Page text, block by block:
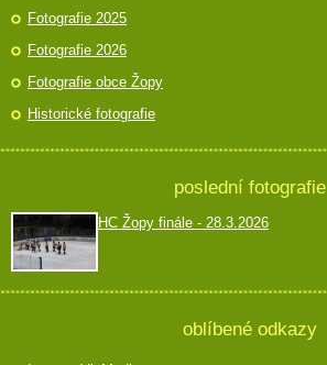
Fotografie 2025
Fotografie 2026
Fotografie obce Žopy
Historické fotografie
poslední fotografie
HC Žopy finále - 28.3.2026
oblíbené odkazy